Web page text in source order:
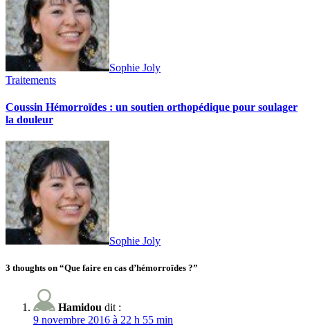
Sophie Joly
Traitements
Coussin Hémorroïdes : un soutien orthopédique pour soulager
la douleur
Sophie Joly
3 thoughts on “Que faire en cas d’hémorroïdes ?”
Hamidou dit :
9 novembre 2016 à 22 h 55 min